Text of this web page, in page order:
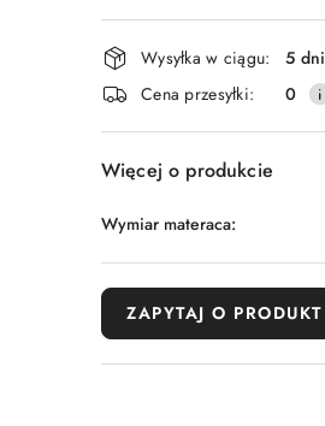
płatność
i
dostawa
Wysyłka w ciągu:
5 dni
Cena przesyłki:
0
Więcej o produkcie
Wymiar materaca:
ZAPYTAJ O PRODUKT